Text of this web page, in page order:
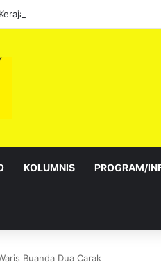
KOLUMNIS PROGRAM/
Buanda Dua Carak